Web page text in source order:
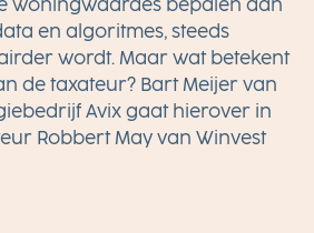
woningwaardes bepalen aan
en algoritmes, steeds
wordt. Maar wat betekent
de taxateur? Bart Meijer van
Avix gaat hierover in
Robbert May van Winvest